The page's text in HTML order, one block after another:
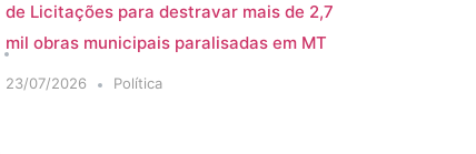
de Licitações para destravar mais de 2,7
mil obras municipais paralisadas em MT
23/07/2026 Política